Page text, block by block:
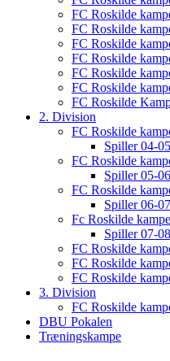
FC Roskilde
FC Roskilde
FC Roskilde
FC Roskilde
FC Roskilde
FC Roskilde
FC Roskilde
2. Division
FC Roskilde
Spiller 04-05
FC Roskilde
Spiller 05-06
FC Roskilde
Spiller 06-07
Fc Roskilde
Spiller 07-08
FC Roskilde
FC Roskilde
FC Roskilde
3. Division
FC Roskilde
DBU Pokalen
Træningskampe